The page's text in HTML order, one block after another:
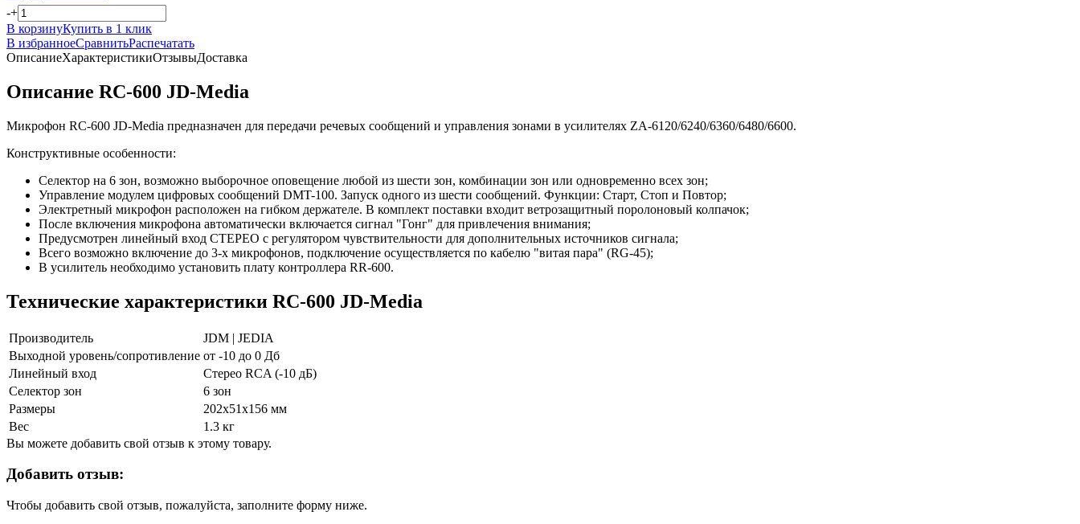
-+
В корзинуКупить в 1 клик
В избранноеСравнитьРаспечатать
ОписаниеХарактеристикиОтзывыДоставка
Описание RC-600 JD-Media
Микрофон RC-600 JD-Media предназначен для передачи речевых сообщений и управления зонами в усилителях ZA-6120/6240/6360/6480/6600.
Конструктивные особенности:
Селектор на 6 зон, возможно выборочное оповещение любой из шести зон, комбинации зон или одновременно всех зон;
Управление модулем цифровых сообщений DMT-100. Запуск одного из шести сообщений. Функции: Старт, Стоп и Повтор;
Электретный микрофон расположен на гибком держателе. В комплект поставки входит ветрозащитный поролоновый колпачок;
После включения микрофона автоматически включается сигнал "Гонг" для привлечения внимания;
Предусмотрен линейный вход СТЕРЕО с регулятором чувствительности для дополнительных источников сигнала;
Всего возможно включение до 3-х микрофонов, подключение осуществляется по кабелю "витая пара" (RG-45);
В усилитель необходимо установить плату контроллера RR-600.
Технические характеристики RC-600 JD-Media
Производитель
JDM | JEDIA
Выходной уровень/сопротивление от -10 до 0 Дб
Линейный вход
Стерео RCA (-10 дБ)
Селектор зон
6 зон
Размеры
202х51х156 мм
Вес
1.3 кг
Вы можете добавить свой отзыв к этому товару.
Добавить отзыв:
Чтобы добавить свой отзыв, пожалуйста, заполните форму ниже.